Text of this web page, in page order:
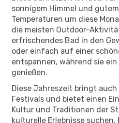
sonnigem Himmel und
Temperaturen um diese
die meisten Outdoor-
erfrischendes Bad in den
oder einfach auf einer
entspannen, während sie
genießen.
Diese Jahreszeit bringt
Festivals und bietet einen
Kultur und Traditionen der
kulturelle Erlebnisse